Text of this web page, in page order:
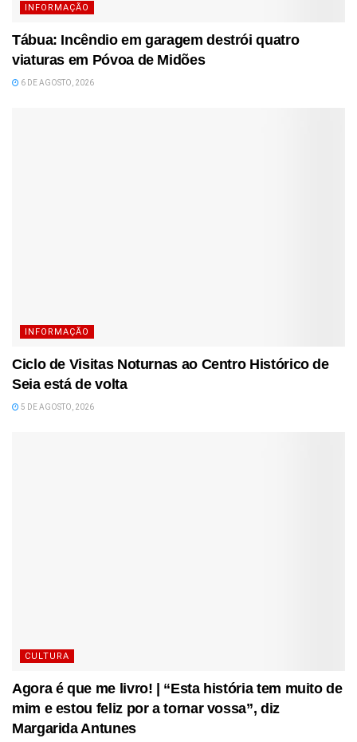
INFORMAÇÃO
Tábua: Incêndio em garagem destrói quatro
viaturas em Póvoa de Midões
6 DE AGOSTO, 2026
INFORMAÇÃO
Ciclo de Visitas Noturnas ao Centro Histórico de
Seia está de volta
5 DE AGOSTO, 2026
CULTURA
Agora é que me livro! | “Esta história tem muito de
mim e estou feliz por a tornar vossa”, diz
Margarida Antunes